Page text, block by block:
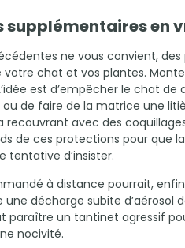
supplémentaires en
ne vous convient,
chat et vos plantes.
est d’empêcher le chat
de faire de la matrice une
avec des
de ces protections pour que
tentative d’insister.
à distance pourrait,
une décharge subite d’aérosol
paraître un tantinet agressif
nocivité.